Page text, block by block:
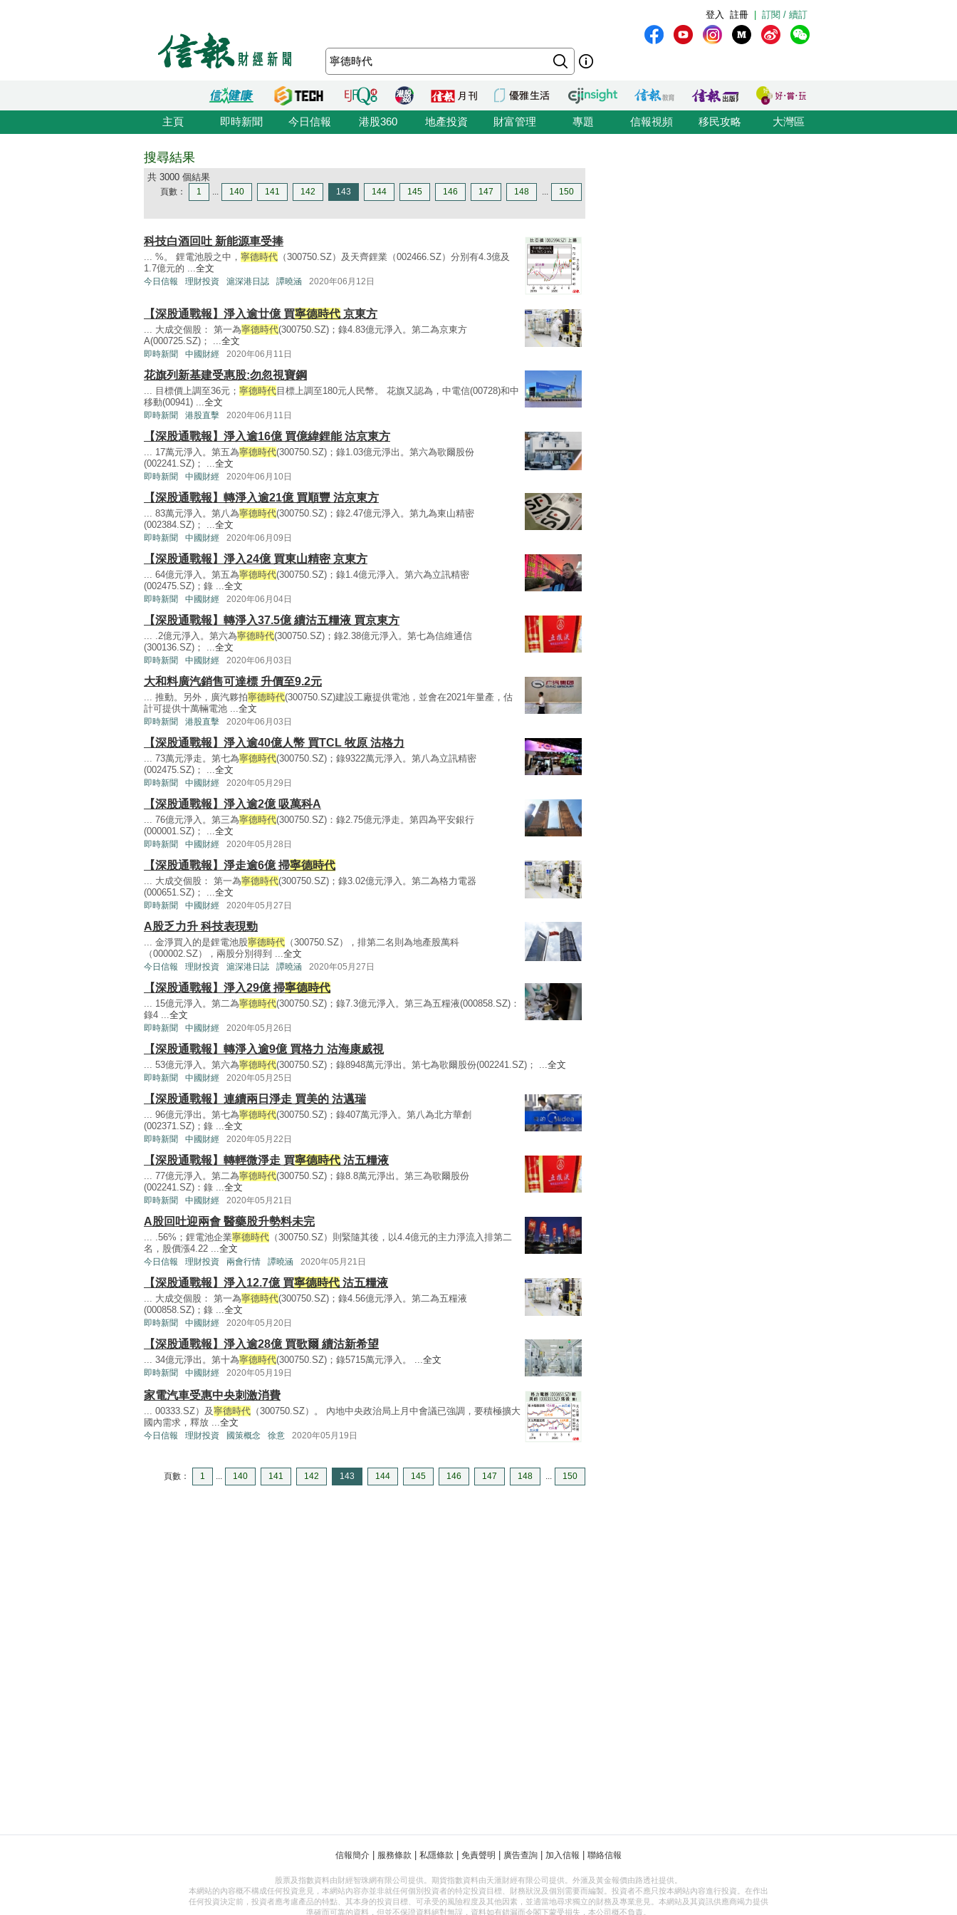
訂閱 / 續訂
註冊
登入
主頁 即時新聞 今日信報 港股360 地產投資 財富管理 專題 信報視頻 移民攻略 大灣區
搜尋結果
共 3000 個結果
頁數： 1 ... 140 141 142 143 144 145 146 147 148 ... 150
科技白酒回吐 新能源車受捧
... %。 鋰電池股之中， 寧德時代 （300750.SZ）及天齊鋰業（002466.SZ）分別有4.3億及
1.7億元的 ...全文
今日信報 理財投資 滬深港日誌 譚曉涵 2020年06月12日
【深股通戰報】淨入逾廿億 買寧德時代 京東方
... 大成交個股： 第一為寧德時代(300750.SZ)；錄4.83億元淨入。第二為京東方
A(000725.SZ)； ... 全文
即時新聞 中國財經 2020年06月11日
花旗列新基建受惠股:勿忽視寶鋼
... 目標價上調至36元； 寧德時代目標上調至180元人民幣。 花旗又認為，中電信(00728)和中
移動(00941) ... 全文
即時新聞 港股直擊 2020年06月11日
【深股通戰報】淨入逾16億 買億緯鋰能 沽京東方
... 17萬元淨入。第五為寧德時代(300750.SZ)；錄1.03億元淨出。第六為歌爾股份
(002241.SZ)； ... 全文
即時新聞 中國財經 2020年06月10日
【深股通戰報】轉淨入逾21億 買順豐 沽京東方
... 83萬元淨入。第八為寧德時代(300750.SZ)；錄2.47億元淨入。第九為東山精密
(002384.SZ)； ... 全文
即時新聞 中國財經 2020年06月09日
【深股通戰報】淨入24億 買東山精密 京東方
... 64億元淨入。第五為寧德時代(300750.SZ)；錄1.4億元淨入。第六為立訊精密
(002475.SZ)；錄 ... 全文
即時新聞 中國財經 2020年06月04日
【深股通戰報】轉淨入37.5億 續沽五糧液 買京東方
... .2億元淨入。第六為寧德時代(300750.SZ)；錄2.38億元淨入。第七為信維通信
(300136.SZ)； ... 全文
即時新聞 中國財經 2020年06月03日
大和料廣汽銷售可達標 升價至9.2元
... 推動。另外，廣汽夥拍寧德時代(300750.SZ)建設工廠提供電池，並會在2021年量產，估
計可提供十萬輛電池 ... 全文
即時新聞 港股直擊 2020年06月03日
【深股通戰報】淨入逾40億人幣 買TCL 牧原 沽格力
... 73萬元淨走。第七為寧德時代(300750.SZ)；錄9322萬元淨入。第八為立訊精密
(002475.SZ)； ... 全文
即時新聞 中國財經 2020年05月29日
【深股通戰報】淨入逾2億 吸萬科A
... 76億元淨入。第三為寧德時代(300750.SZ)：錄2.75億元淨走。第四為平安銀行
(000001.SZ)； ... 全文
即時新聞 中國財經 2020年05月28日
【深股通戰報】淨走逾6億 掃寧德時代
... 大成交個股： 第一為寧德時代(300750.SZ)；錄3.02億元淨入。第二為格力電器
(000651.SZ)； ... 全文
即時新聞 中國財經 2020年05月27日
A股乏力升 科技表現勁
... 金淨買入的是鋰電池股寧德時代 （300750.SZ），排第二名則為地產股萬科
（000002.SZ），兩股分別得到 ... 全文
今日信報 理財投資 滬深港日誌 譚曉涵 2020年05月27日
【深股通戰報】淨入29億 掃寧德時代
... 15億元淨入。第二為寧德時代(300750.SZ)；錄7.3億元淨入。第三為五糧液(000858.SZ)：
錄4 ... 全文
即時新聞 中國財經 2020年05月26日
【深股通戰報】轉淨入逾9億 買格力 沽海康威視
... 53億元淨入。第六為寧德時代(300750.SZ)；錄8948萬元淨出。第七為歌爾股份(002241.SZ)； ... 全文
即時新聞 中國財經 2020年05月25日
【深股通戰報】連續兩日淨走 買美的 沽邁瑞
... 96億元淨出。第七為寧德時代(300750.SZ)；錄407萬元淨入。第八為北方華創
(002371.SZ)；錄 ... 全文
即時新聞 中國財經 2020年05月22日
【深股通戰報】轉輕微淨走 買寧德時代 沽五糧液
... 77億元淨入。第二為寧德時代(300750.SZ)；錄8.8萬元淨出。第三為歌爾股份
(002241.SZ)：錄 ... 全文
即時新聞 中國財經 2020年05月21日
A股回吐迎兩會 醫藥股升勢料未完
... .56%；鋰電池企業寧德時代 （300750.SZ）則緊隨其後，以4.4億元的主力淨流入排第二
名，股價漲4.22 ... 全文
今日信報 理財投資 兩會行情 譚曉涵 2020年05月21日
【深股通戰報】淨入12.7億 買寧德時代 沽五糧液
... 大成交個股： 第一為寧德時代(300750.SZ)；錄4.56億元淨入。第二為五糧液
(000858.SZ)；錄 ... 全文
即時新聞 中國財經 2020年05月20日
【深股通戰報】淨入逾28億 買歌爾 續沽新希望
... 34億元淨出。第十為寧德時代(300750.SZ)；錄5715萬元淨入。 ... 全文
即時新聞 中國財經 2020年05月19日
家電汽車受惠中央刺激消費
... 00333.SZ）及寧德時代 （300750.SZ）。 內地中央政治局上月中會議已強調，要積極擴大
國內需求，釋放 ...全文
今日信報 理財投資 國策概念 徐意 2020年05月19日
頁數： 1 ... 140 141 142 143 144 145 146 147 148 ... 150
信報簡介 服務條款 私隱條款 免責聲明 廣告查詢 加入信報 聯絡信報
股票及指數資料由財經智珠網有限公司提供。期貨指數資料由天滙財經有限公司提供。外滙及黃金報價由路透社提供。
本網站的內容概不構成任何投資意見，本網站內容亦並非就任何個別投資者的特定投資目標、財務狀況及個別需要而編製。投資者不應只按本網站內容進行投資。在作出
任何投資決定前，投資者應考慮產品的特點、其本身的投資目標、可承受的風險程度及其他因素，並適當地尋求獨立的財務及專業意見。本網站及其資訊供應商竭力提供
準確而可靠的資料，但並不保證資料絕對無誤，資料如有錯漏而令閣下蒙受損失，本公司概不負責。